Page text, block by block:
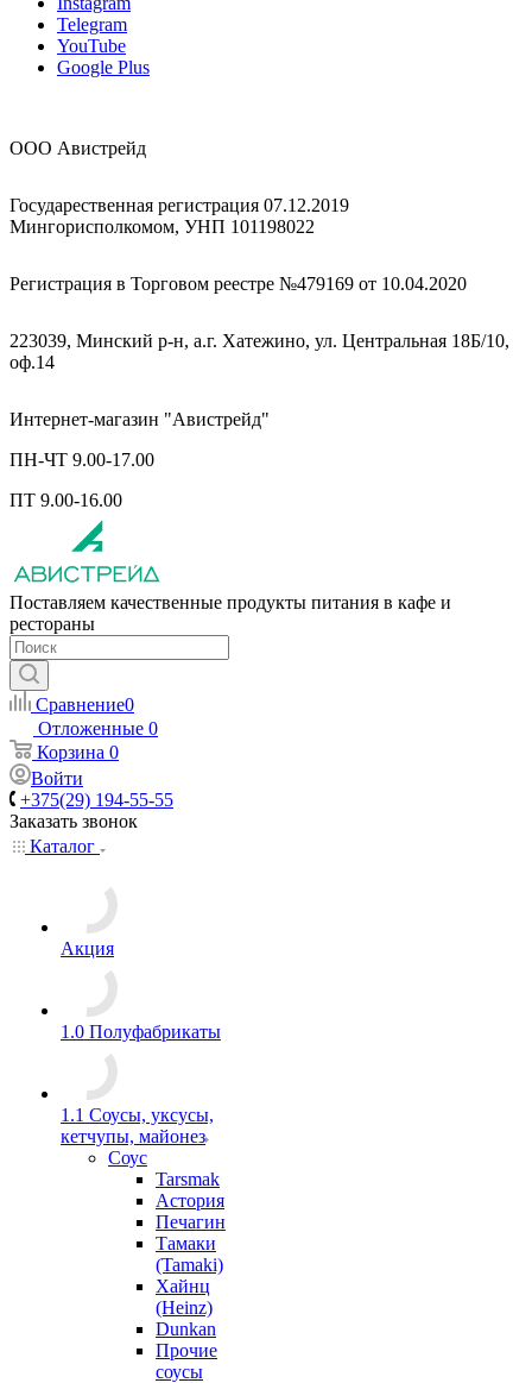
Telegram
YouTube
Google Plus
ООО Авистрейд
Государественная регистрация 07.12.2019
Мингорисполкомом, УНП 101198022
Регистрация в Торговом реестре №479169 от 10.04.2020
223039, Минский р-н, а.г. Хатежино, ул. Центральная 18Б/10,
оф.14
Интернет-магазин "Авистрейд"
ПН-ЧТ 9.00-17.00
ПТ 9.00-16.00
Поставляем качественные продукты питания в кафе и
рестораны
Сравнение0
Отложенные 0
Корзина 0
Войти
+375(29) 194-55-55
Заказать звонок
Каталог
Акция
1.0 Полуфабрикаты
1.1 Соусы, уксусы,
кетчупы, майонез
Соус
Tarsmak
Астория
Печагин
Тамаки
(Tamaki)
Хайнц
(Heinz)
Dunkan
Прочие
соусы